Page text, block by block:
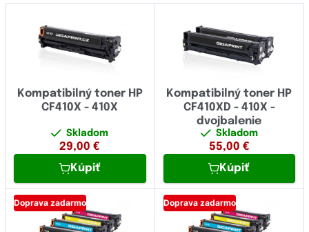
Kompatibilný toner HP
CF410X - 410X
Skladom
29,00 €
Kúpiť
Kompatibilný toner HP
CF410XD - 410X -
dvojbalenie
Skladom
55,00 €
Kúpiť
Doprava zadarmo Doprava zadarmo